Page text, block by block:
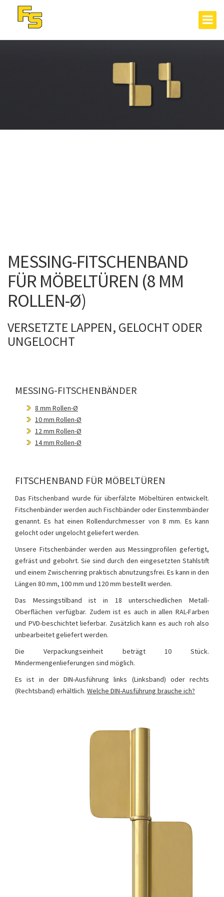
MESSING-FITSCHENBAND
FÜR MÖBELTÜREN (8 MM
ROLLEN-Ø)
VERSETZTE LAPPEN, GELOCHT ODER
UNGELOCHT
MESSING-FITSCHENBÄNDER
8 mm Rollen-Ø
10 mm Rollen-Ø
12 mm Rollen-Ø
14 mm Rollen-Ø
FITSCHENBAND FÜR MÖBELTÜREN
Das Fitschenband wurde für überfälzte Möbeltüren entwickelt.
Fitschenbänder werden auch Fischbänder oder Einstemmbänder
genannt. Es hat einen Rollendurchmesser von 8 mm. Es kann
gelocht oder ungelocht geliefert werden.
Unsere Fitschenbänder werden aus Messingprofilen gefertigt,
gefräst und gebohrt. Sie sind durch den eingesetzten Stahlstift
und einem Zwischenring praktisch abnutzungsfrei. Es kann in den
Längen 80 mm, 100 mm und 120 mm bestellt werden.
Das Messingstilband ist in 18 unterschiedlichen Metall-
Oberflächen verfügbar. Zudem ist es auch in allen RAL-Farben
und PVD-beschichtet lieferbar. Zusätzlich kann es auch roh also
unbearbeitet geliefert werden.
Die Verpackungseinheit beträgt 10 Stück.
Mindermengenlieferungen sind möglich.
Es ist in der DIN-Ausführung links (Linksband) oder rechts
(Rechtsband) erhältlich. Welche DIN-Ausführung brauche ich?